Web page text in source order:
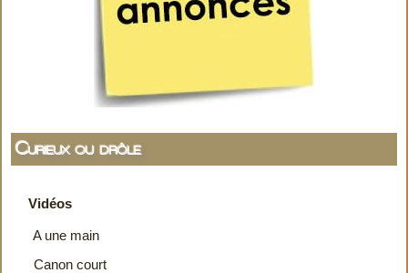
Curieux ou drôle
Vidéos
A une main
Canon court